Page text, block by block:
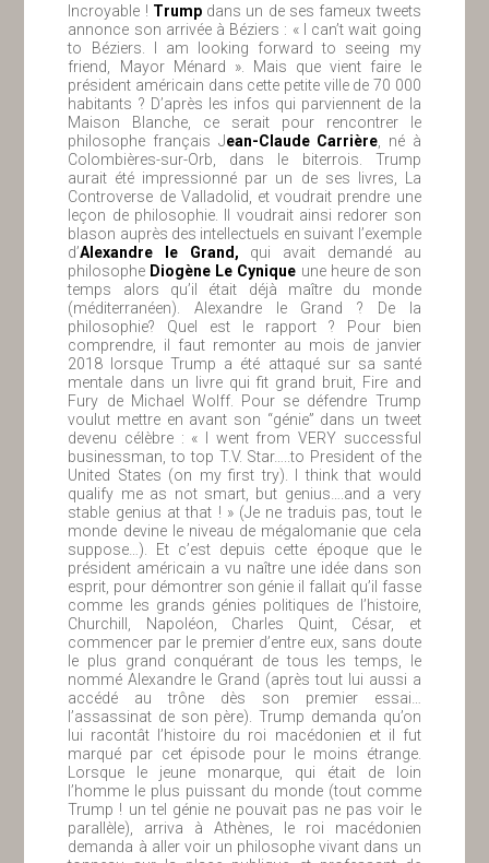
Incroyable ! Trumpdans un de ses fameux tweets
annonce son arrivée à Béziers : « I can’t wait going
to Béziers. I am looking forward to seeing my
friend, Mayor Ménard ». Mais que vient faire le
président américain dans cette petite ville de 70 000
habitants ? D’après les infos qui parviennent de la
Maison Blanche, ce serait pour rencontrer le
philosophe français Jean-Claude Carrière , né à
Colombières-sur-Orb, dans le biterrois. Trump
aurait été impressionné par un de ses livres, La
Controverse de Valladolid, et voudrait prendre une
leçon de philosophie. Il voudrait ainsi redorer son
blason auprès des intellectuels en suivant l’exemple
d’Alexandre le Grand, qui avait demandé au
philosophe Diogène Le Cynique une heure de son
temps alors qu’il était déjà maître du monde
(méditerranéen). Alexandre le Grand ? De la
philosophie? Quel est le rapport ? Pour bien
comprendre, il faut remonter au mois de janvier
2018 lorsque Trump a été attaqué sur sa santé
mentale dans un livre qui fit grand bruit, Fire and
Fury de Michael Wolff. Pour se défendre Trump
voulut mettre en avant son “génie” dans un tweet
devenu célèbre : « I went from VERY successful
businessman, to top T.V. Star…..to President of the
United States (on my first try). I think that would
qualify me as not smart, but genius….and a very
stable genius at that ! » (Je ne traduis pas, tout le
monde devine le niveau de mégalomanie que cela
suppose…). Et c’est depuis cette époque que le
président américain a vu naître une idée dans son
esprit, pour démontrer son génie il fallait qu’il fasse
comme les grands génies politiques de l’histoire,
Churchill, Napoléon, Charles Quint, César, et
commencer par le premier d’entre eux, sans doute
le plus grand conquérant de tous les temps, le
nommé Alexandre le Grand (après tout lui aussi a
accédé au trône dès son premier essai…
l’assassinat de son père). Trump demanda qu’on
lui racontât l’histoire du roi macédonien et il fut
marqué par cet épisode pour le moins étrange.
Lorsque le jeune monarque, qui était de loin
l’homme le plus puissant du monde (tout comme
Trump ! un tel génie ne pouvait pas ne pas voir le
parallèle), arriva à Athènes, le roi macédonien
demanda à aller voir un philosophe vivant dans un